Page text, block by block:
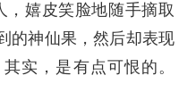
，嬉皮笑脸地随手摘取
的神仙果，然后却表现
实，是有点可恨的。